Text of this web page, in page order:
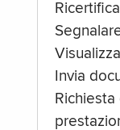
Invia